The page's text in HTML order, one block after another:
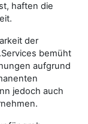
haften die
der
bemüht
aufgrund
jedoch auch